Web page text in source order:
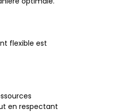
flexible est
en respectant